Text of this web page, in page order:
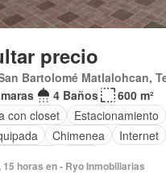
precio
4 Baños
600 m²
con closet
Estacionamiento
Chimenea Internet
15 horas en - Ryo Inmobiliarias